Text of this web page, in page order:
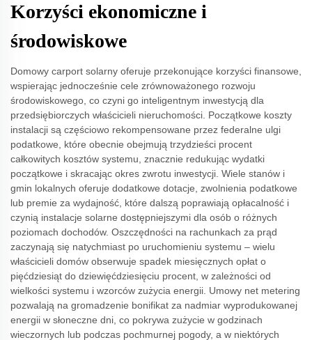
Korzyści ekonomiczne i
środowiskowe
Domowy carport solarny oferuje przekonujące korzyści finansowe,
wspierając jednocześnie cele zrównoważonego rozwoju
środowiskowego, co czyni go inteligentnym inwestycją dla
przedsiębiorczych właścicieli nieruchomości. Początkowe koszty
instalacji są częściowo rekompensowane przez federalne ulgi
podatkowe, które obecnie obejmują trzydzieści procent
całkowitych kosztów systemu, znacznie redukując wydatki
początkowe i skracając okres zwrotu inwestycji. Wiele stanów i
gmin lokalnych oferuje dodatkowe dotacje, zwolnienia podatkowe
lub premie za wydajność, które dalszą poprawiają opłacalność i
czynią instalacje solarne dostępniejszymi dla osób o różnych
poziomach dochodów. Oszczędności na rachunkach za prąd
zaczynają się natychmiast po uruchomieniu systemu – wielu
właścicieli domów obserwuje spadek miesięcznych opłat o
pięćdziesiąt do dziewięćdziesięciu procent, w zależności od
wielkości systemu i wzorców zużycia energii. Umowy net metering
pozwalają na gromadzenie bonifikat za nadmiar wyprodukowanej
energii w słoneczne dni, co pokrywa zużycie w godzinach
wieczornych lub podczas pochmurnej pogody, a w niektórych